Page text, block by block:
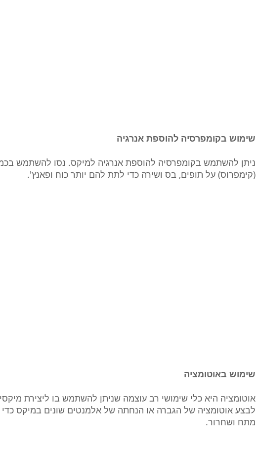
שימוש בקומפרסיה להוספת אנרגיה
ניתן להשתמש בקומפרסיה להוספת אנרגיה למיקס. נסו להשתמש
(קימפרוס) על תופים, בס ושירה כדי לתת להם יותר כוח ופאנץ'.
שימוש באוטומציה
אוטומציה היא כלי שימושי רב עוצמה שניתן להשתמש בו ליצירת
לבצע אוטומציה של הגברה או הנחתה של אלמנטים שונים במיקס כדי
מתח ושחרור.